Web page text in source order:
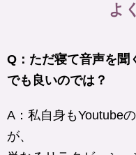
よ
Q：ただ寝て音声を聞
でも良いのでは？
A：私自身もYoutube
が、